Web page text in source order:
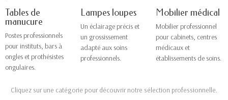
Tables de
manucure
Postes professionnels
pour instituts, bars à
ongles et prothésistes
ongulaires.
Lampes loupes
Un éclairage précis et
un grossissement
adapté aux soins
professionnels.
Mobilier médical
Mobilier professionnel
pour cabinets, centres
médicaux et
établissements de soins.
Cliquez sur une catégorie pour découvrir notre sélection professionnelle.